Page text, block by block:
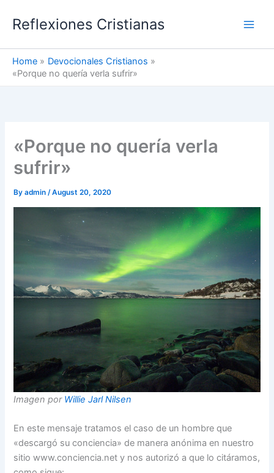
Reflexiones Cristianas
Home
Devocionales Cristianos
«Porque no quería verla sufrir»
«Porque no quería verla
sufrir»
Byadmin/August 20, 2020
Imagen por Willie Jarl Nilsen
En este mensaje tratamos el caso de un hombre que
«descargó su conciencia» de manera anónima en nuestro
sitio www.conciencia.net y nos autorizó a que lo citáramos,